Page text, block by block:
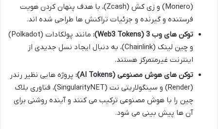
(Monero) و زی کش (Zcash)، با هدف پنهان کردن هویت
فرستنده و گیرنده و جزئیات تراکنش ها طراحی شده اند.
توکن های وب 3 (Web3 Tokens):
مانند پولکادات (Polkadot)
و چین لینک (Chainlink)، به دنبال ایجاد نسل جدیدی از
اینترنت غیرمتمرکز هستند.
توکن های هوش مصنوعی (AI Tokens):
پروژه هایی نظیر رندر
(Render) و سینگولاریتی نت (SingularityNET)، فناوری بلاک
چین را با هوش مصنوعی ترکیب می کنند و آینده روشنی برای
آن ها پیش بینی می شود.